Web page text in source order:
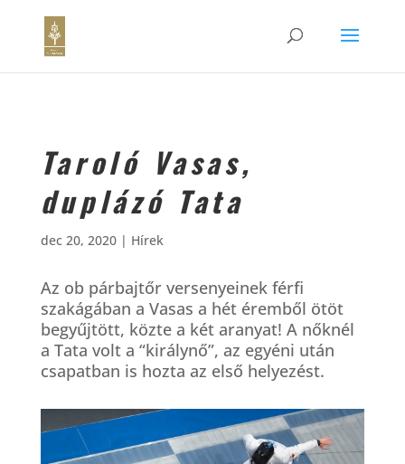
Taroló Vasas,
duplázó Tata
dec 20, 2020| Hírek
Az ob párbajtőr versenyeinek férfi
szakágában a Vasas a hét éremből ötöt
begyűjtött, közte a két aranyat! A nőknél
a Tata volt a “királynő”, az egyéni után
csapatban is hozta az első helyezést.